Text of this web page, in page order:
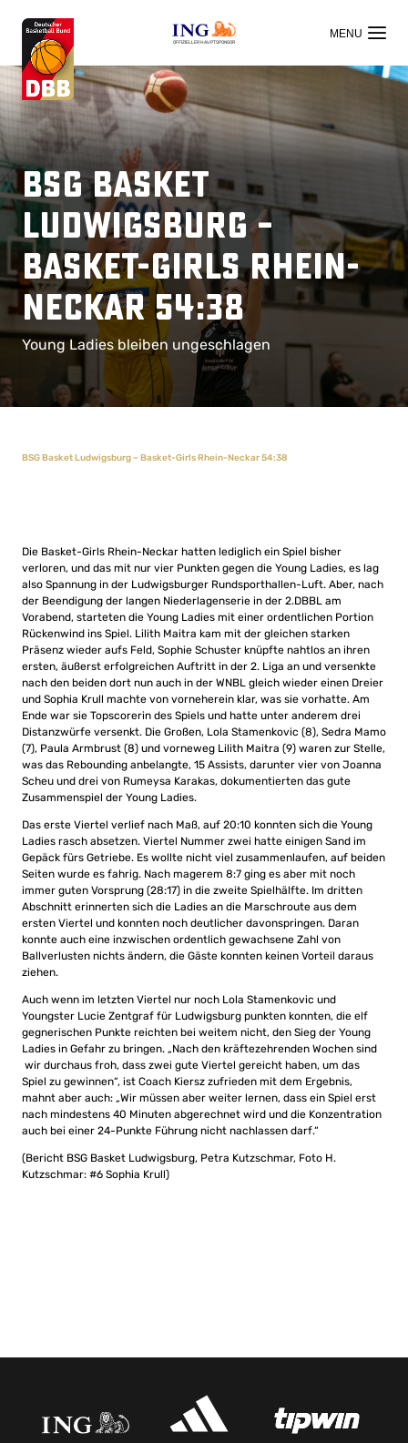
OFFIZIELLER HAUPTSPONSOR
BSG Basket
Ludwigsburg –
Basket-Girls Rhein-
Neckar 54:38
Young Ladies bleiben ungeschlagen
BSG Basket Ludwigsburg – Basket-Girls Rhein-Neckar 54:38
Die Basket-Girls Rhein-Neckar hatten lediglich ein Spiel bisher
verloren, und das mit nur vier Punkten gegen die Young Ladies, es lag
also Spannung in der Ludwigsburger Rundsporthallen-Luft. Aber, nach
der Beendigung der langen Niederlagenserie in der 2.DBBL am
Vorabend, starteten die Young Ladies mit einer ordentlichen Portion
Rückenwind ins Spiel. Lilith Maitra kam mit der gleichen starken
Präsenz wieder aufs Feld, Sophie Schuster knüpfte nahtlos an ihren
ersten, äußerst erfolgreichen Auftritt in der 2. Liga an und versenkte
nach den beiden dort nun auch in der WNBL gleich wieder einen Dreier
und Sophia Krull machte von vorneherein klar, was sie vorhatte. Am
Ende war sie Topscorerin des Spiels und hatte unter anderem drei
Distanzwürfe versenkt. Die Großen, Lola Stamenkovic (8), Sedra Mamo
(7), Paula Armbrust (8) und vorneweg Lilith Maitra (9) waren zur Stelle,
was das Rebounding anbelangte, 15 Assists, darunter vier von Joanna
Scheu und drei von Rumeysa Karakas, dokumentierten das gute
Zusammenspiel der Young Ladies.
Das erste Viertel verlief nach Maß, auf 20:10 konnten sich die Young
Ladies rasch absetzen. Viertel Nummer zwei hatte einigen Sand im
Gepäck fürs Getriebe. Es wollte nicht viel zusammenlaufen, auf beiden
Seiten wurde es fahrig. Nach magerem 8:7 ging es aber mit noch
immer guten Vorsprung (28:17) in die zweite Spielhälfte. Im dritten
Abschnitt erinnerten sich die Ladies an die Marschroute aus dem
ersten Viertel und konnten noch deutlicher davonspringen. Daran
konnte auch eine inzwischen ordentlich gewachsene Zahl von
Ballverlusten nichts ändern, die Gäste konnten keinen Vorteil daraus
ziehen.
Auch wenn im letzten Viertel nur noch Lola Stamenkovic und
Youngster Lucie Zentgraf für Ludwigsburg punkten konnten, die elf
gegnerischen Punkte reichten bei weitem nicht, den Sieg der Young
Ladies in Gefahr zu bringen. „Nach den kräftezehrenden Wochen sind
wir durchaus froh, dass zwei gute Viertel gereicht haben, um das
Spiel zu gewinnen“, ist Coach Kiersz zufrieden mit dem Ergebnis,
mahnt aber auch: „Wir müssen aber weiter lernen, dass ein Spiel erst
nach mindestens 40 Minuten abgerechnet wird und die Konzentration
auch bei einer 24-Punkte Führung nicht nachlassen darf.“
(Bericht BSG Basket Ludwigsburg, Petra Kutzschmar, Foto H.
Kutzschmar: #6 Sophia Krull)